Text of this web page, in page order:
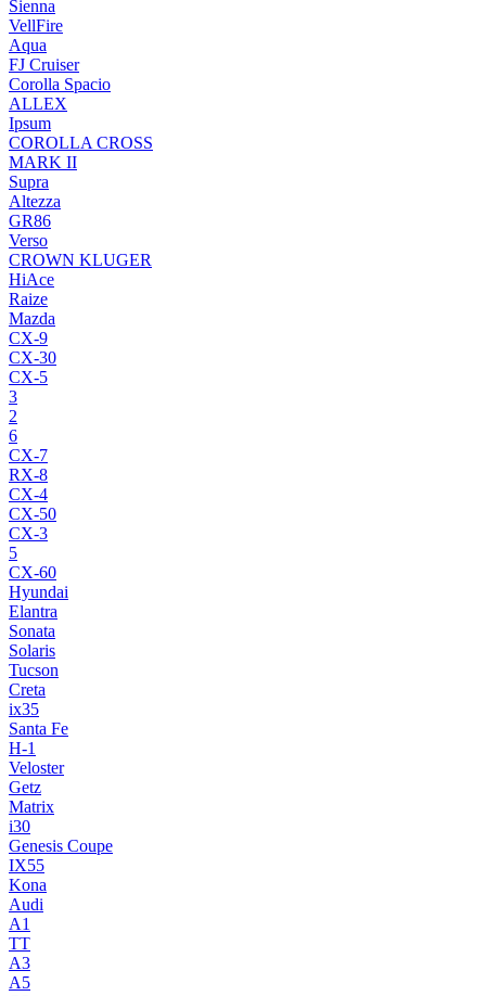
Sienna
VellFire
Aqua
FJ Cruiser
Corolla Spacio
ALLEX
Ipsum
COROLLA CROSS
MARK II
Supra
Altezza
GR86
Verso
CROWN KLUGER
HiAce
Raize
Mazda
CX-9
CX-30
CX-5
3
2
6
CX-7
RX-8
CX-4
CX-50
CX-3
5
CX-60
Hyundai
Elantra
Sonata
Solaris
Tucson
Creta
ix35
Santa Fe
H-1
Veloster
Getz
Matrix
i30
Genesis Coupe
IX55
Kona
Audi
A1
TT
A3
A5